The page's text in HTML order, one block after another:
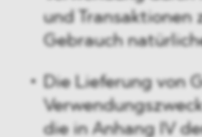
und Transaktionen
Gebrauch
Die Lieferung von
die in Anhang IV